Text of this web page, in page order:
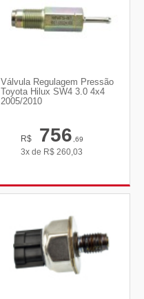
Válvula Regulagem Pressão
Toyota Hilux SW4 3.0 4x4
2005/2010
R$ 756,69
3x de R$ 260,03